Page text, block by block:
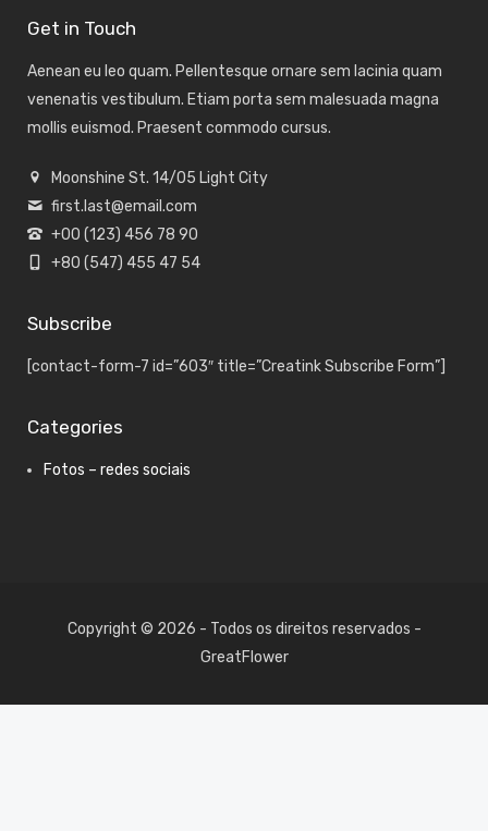
Get in Touch
Aenean eu leo quam. Pellentesque ornare sem lacinia quam
venenatis vestibulum. Etiam porta sem malesuada magna
mollis euismod. Praesent commodo cursus.
Moonshine St. 14/05 Light City
first.last@email.com
+00 (123) 456 78 90
+80 (547) 455 47 54
Subscribe
[contact-form-7 id=”603″ title=”Creatink Subscribe Form”]
Categories
Fotos – redes sociais
Copyright © 2026 - Todos os direitos reservados -
GreatFlower